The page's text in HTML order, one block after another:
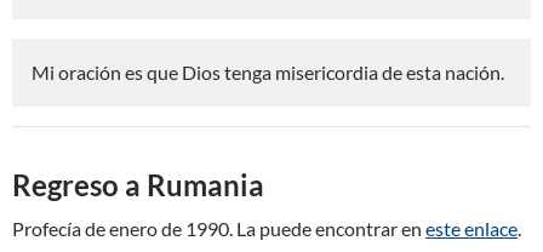
Mi oración es que Dios tenga misericordia de esta nación.
Regreso a Rumania
Profecía de enero de 1990. La puede encontrar en este enlace.